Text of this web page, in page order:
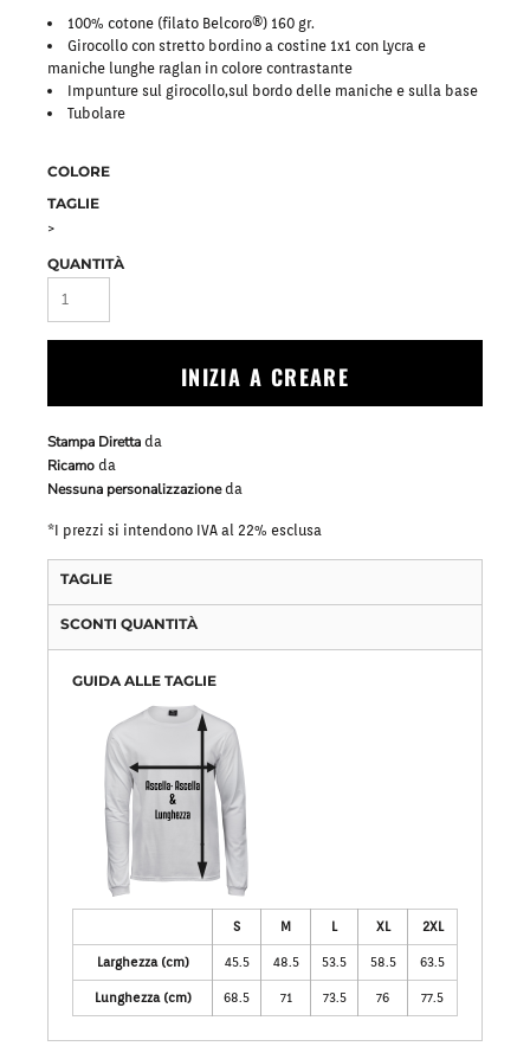
100% cotone (filato Belcoro®) 160 gr.
Girocollo con stretto bordino a costine 1x1 con Lycra e
maniche lunghe raglan in colore contrastante
Impunture sul girocollo,sul bordo delle maniche e sulla base
Tubolare
COLORE
TAGLIE
>
QUANTITÀ
INIZIA A CREARE
Stampa Diretta da
Ricamo da
Nessuna personalizzazioneda
*I prezzi si intendono IVA al 22% esclusa
TAGLIE
SCONTI QUANTITÀ
GUIDA ALLE TAGLIE
S M L XL 2XL
Larghezza (cm) 45.5 48.5 53.5 58.5 63.5
Lunghezza (cm) 68.5 71 73.5 76 77.5